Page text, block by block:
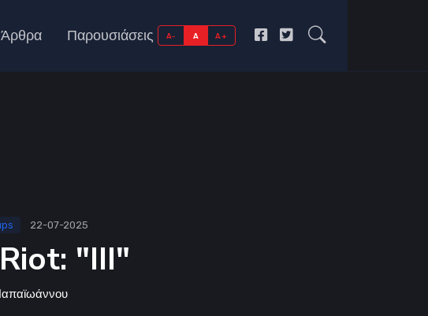
Άρθρα Παρουσιάσεις A- A A+
22-07-2025
"III"